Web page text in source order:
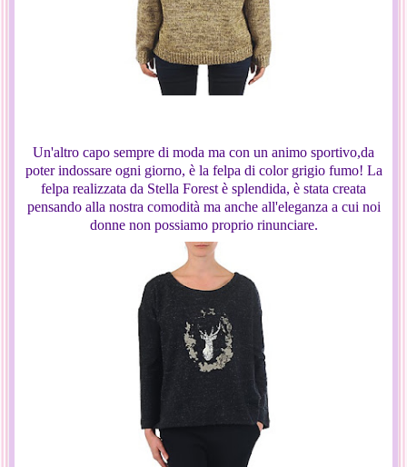
Un'altro capo sempre di moda ma con un animo sportivo,da
poter indossare ogni giorno, è la felpa di color grigio fumo! La
felpa realizzata da Stella Forest è splendida, è stata creata
pensando alla nostra comodità ma anche all'eleganza a cui noi
donne non possiamo proprio rinunciare.